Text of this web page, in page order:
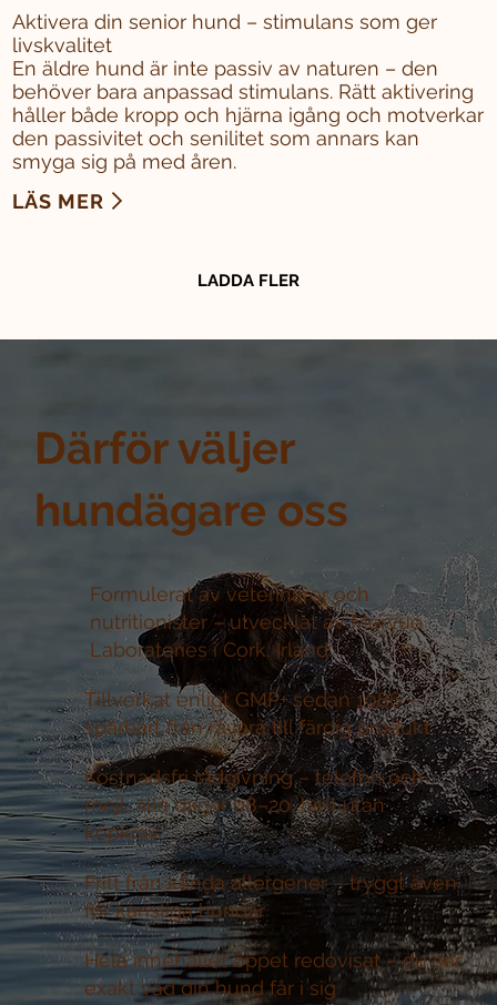
Därför väljer
hundägare oss
Formulerat av veterinärer och
nutritionister –utvecklat av Mervue
Laboratories i Cork, Irland
Tillverkat enligt GMP+ sedan 1986 –
spårbart från råvara till färdig produkt
Kostnadsfri rådgivning –telefon och
mejl, alla dagar 08–20, helt utan
köpkrav
Fritt från kända allergener –tryggt även
för känsliga hundar
Hela innehållet öppet redovisat –du ser
exakt vad din hund får i sig
Aktivera din senior hund – stimulans som ger
livskvalitet
En äldre hund är inte passiv av naturen – den
behöver bara anpassad stimulans. Rätt aktivering
håller både kropp och hjärna igång och motverkar
den passivitet och senilitet som annars kan
smyga sig på med åren.
LÄS MER
LADDA FLER